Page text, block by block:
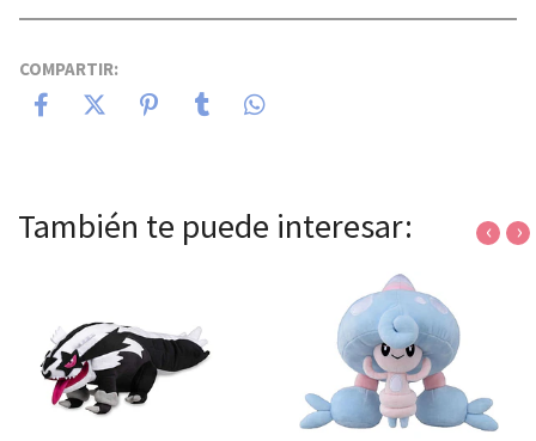
COMPARTIR:
También te puede interesar: ‹ ›